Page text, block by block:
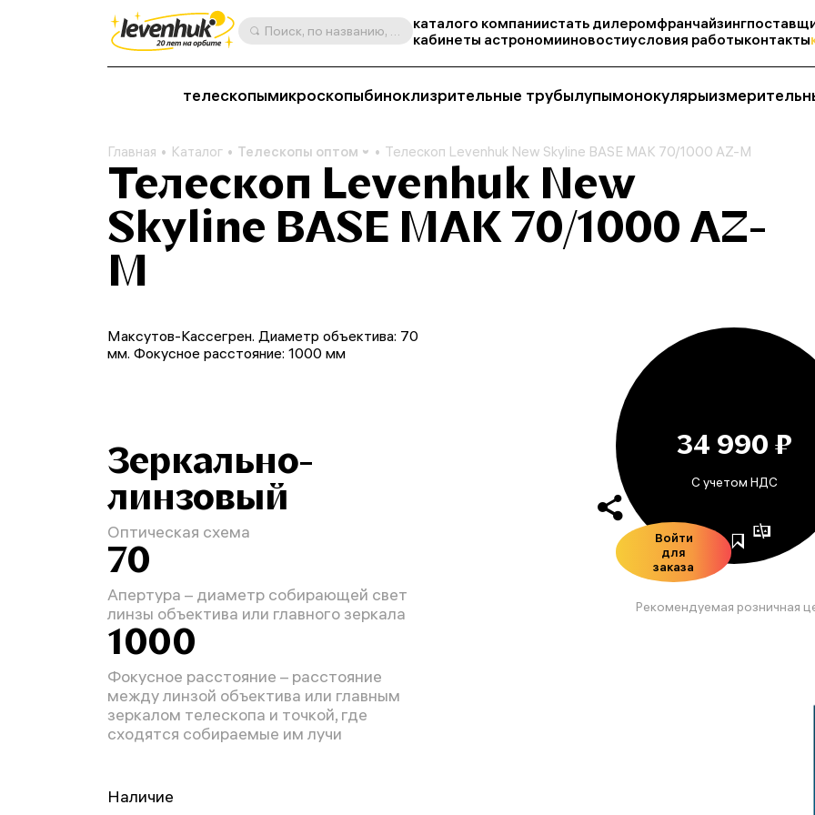
Поиск, по названию, артикулу, категории и др. каталого компаниистать дилеромфранчайзинг
кабинеты астрономииновостиусловия работыконтакты
телескопымикроскопыбиноклизрительные трубылупымонокуляры
Главная Каталог Телескопы оптом Телескоп Levenhuk New Skyline BASE МАК 70/1000 AZ-M
Телескоп Levenhuk New
Skyline BASE МАК 70/1000 AZ-
M
34 990 ₽
С учетом НДС
Войти
для
заказа
Рекомендуемая розничная
Максутов-Кассегрен. Диаметр объектива: 70
мм. Фокусное расстояние: 1000 мм
Зеркально-
линзовый
Оптическая схема
70
Апертура – диаметр собирающей свет
линзы объектива или главного зеркала
1000
Фокусное расстояние – расстояние
между линзой объектива или главным
зеркалом телескопа и точкой, где
сходятся собираемые им лучи
Наличие